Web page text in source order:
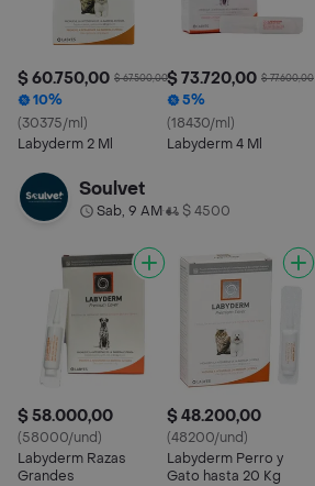
$ 60.750,00 $ 67.500,00
10%
(30375/ml)
Labyderm 2 Ml
$ 73.720,00 $ 77.600,00
5%
(18430/ml)
Labyderm 4 Ml
Soulvet
Sab, 9 AM• $ 4500
$ 58.000,00
(58000/und)
Labyderm Razas
Grandes
$ 48.200,00
(48200/und)
Labyderm Perro y
Gato hasta 20 Kg